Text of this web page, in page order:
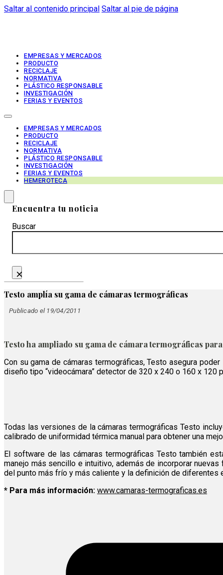
Saltar al contenido principal Saltar al pie de página
EMPRESAS Y MERCADOS
PRODUCTO
RECICLAJE
NORMATIVA
PLÁSTICO RESPONSABLE
INVESTIGACIÓN
FERIAS Y EVENTOS
EMPRESAS Y MERCADOS
PRODUCTO
RECICLAJE
NORMATIVA
PLÁSTICO RESPONSABLE
INVESTIGACIÓN
FERIAS Y EVENTOS
HEMEROTECA
Encuentra tu noticia
Buscar
×
Testo amplía su gama de cámaras termográficas
Publicado el 19/04/2011
Testo ha ampliado su gama de cámara termográficas
Con su gama de cámaras termográficas, Testo asegura
diseño tipo “videocámara” detector de 320 x 240 o 160 x
Todas las versiones de la cámaras termográficas Testo
calibrado de uniformidad térmica manual para obtener una
El software de las cámaras termográficas Testo también
manejo más sencillo e intuitivo, además de incorporar
del punto más frío y más caliente y la definición de
* Para más información: www.camaras-termograficas.es